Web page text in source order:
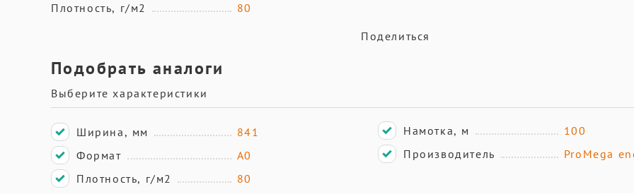
Плотность, г/м2
80
Поделиться
Подобрать аналоги
Выберите характеристики
Ширина, мм
841
Формат
А0
Плотность, г/м2
80
Намотка, м
100
Производитель
ProMega